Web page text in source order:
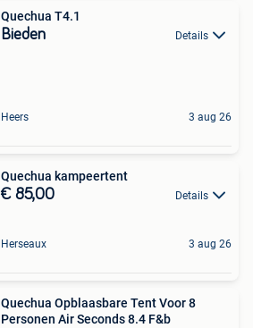
Quechua T4.1
Bieden Details
Heers 3 aug 26
Quechua kampeertent
€ 85,00 Details
Herseaux 3 aug 26
Quechua Opblaasbare Tent Voor 8
Personen Air Seconds 8.4 F&b